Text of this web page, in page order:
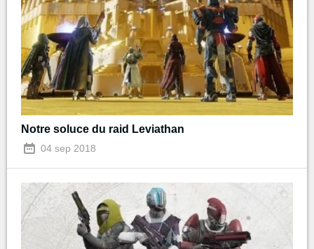
Notre soluce du raid Leviathan
04 sep 2018